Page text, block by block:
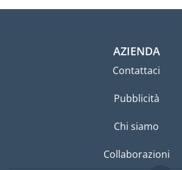
AZIENDA
Contattaci
Pubblicità
Chi siamo
Collaborazioni